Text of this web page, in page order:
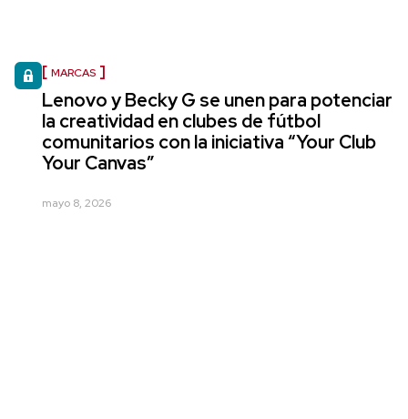
MARCAS
Lenovo y Becky G se unen para potenciar
la creatividad en clubes de fútbol
comunitarios con la iniciativa “Your Club
Your Canvas”
mayo 8, 2026